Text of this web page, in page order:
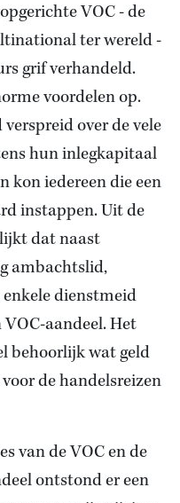
VOC - de
ter wereld -
grif verhandeld.
voordelen op.
over de vele
hun inlegkapitaal
kon iedereen die een
instappen. Uit de
dat naast
ambachtslid,
dienstmeid
aandeel. Het
behoorlijk wat geld
de handelsreizen
van de VOC en de
ontstond er een